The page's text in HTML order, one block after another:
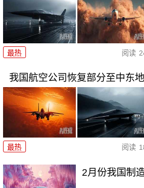
最热 阅读
我国航空公司恢复部分至中东
最热 阅读
2月份我国制